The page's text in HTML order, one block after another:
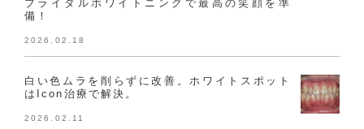
ブライダルホワイトニングで最高の笑顔を準
備！
2026.02.18
白い色ムラを削らずに改善。ホワイトスポット
はIcon治療で解決。
2026.02.11